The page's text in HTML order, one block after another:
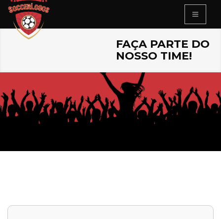
FAÇA PARTE DO
NOSSO TIME!